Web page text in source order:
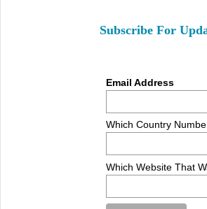
Subscribe For
Email Address
Which Country
Which Website That